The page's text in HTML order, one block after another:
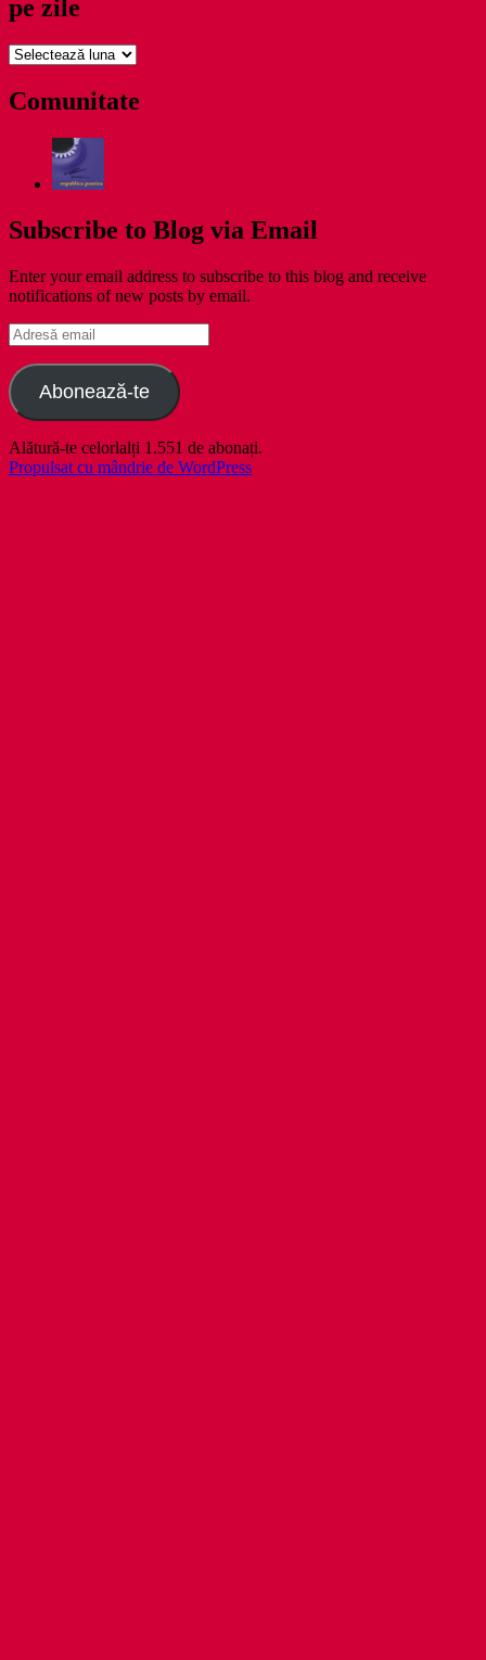
pe zile
pe
Comunitate
Subscribe to Blog via Email
Enter your email address to subscribe to this blog and receive
notifications of new posts by email.
Adresă
email
Abonează-te
Alătură-te celorlalți 1.551 de abonați.
Propulsat cu mândrie de WordPress